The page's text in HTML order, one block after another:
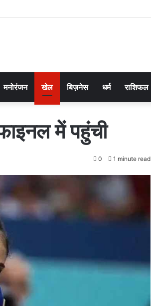
मनोरंजन खेल बिज़नेस धर्म राशिफल
में पहुंची
0 1 minute read